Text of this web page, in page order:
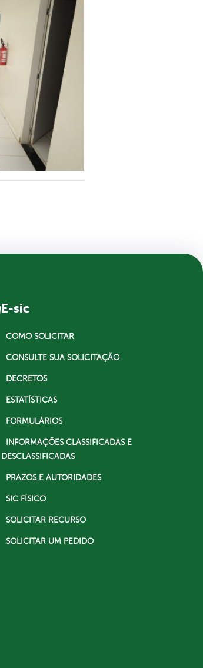
E-sic
COMO SOLICITAR
CONSULTE SUA SOLICITAÇÃO
DECRETOS
ESTATÍSTICAS
FORMULÁRIOS
INFORMAÇÕES CLASSIFICADAS E
DESCLASSIFICADAS
PRAZOS E AUTORIDADES
SIC FÍSICO
SOLICITAR RECURSO
SOLICITAR UM PEDIDO